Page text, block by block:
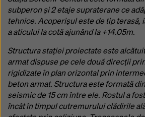
subperon și 2 etaje supraterane ce
tehnice. Acoperișul este de tip terasă,
a aticului la cotă ajunând la +14.05m.
Structura stației proiectate este
armat dispuse pe cele două direcții
rigidizate în plan orizontal prin
beton armat. Structura este formată
seismic de 15 cm între ele. Rostul a
încât în timpul cutremurului clădirile